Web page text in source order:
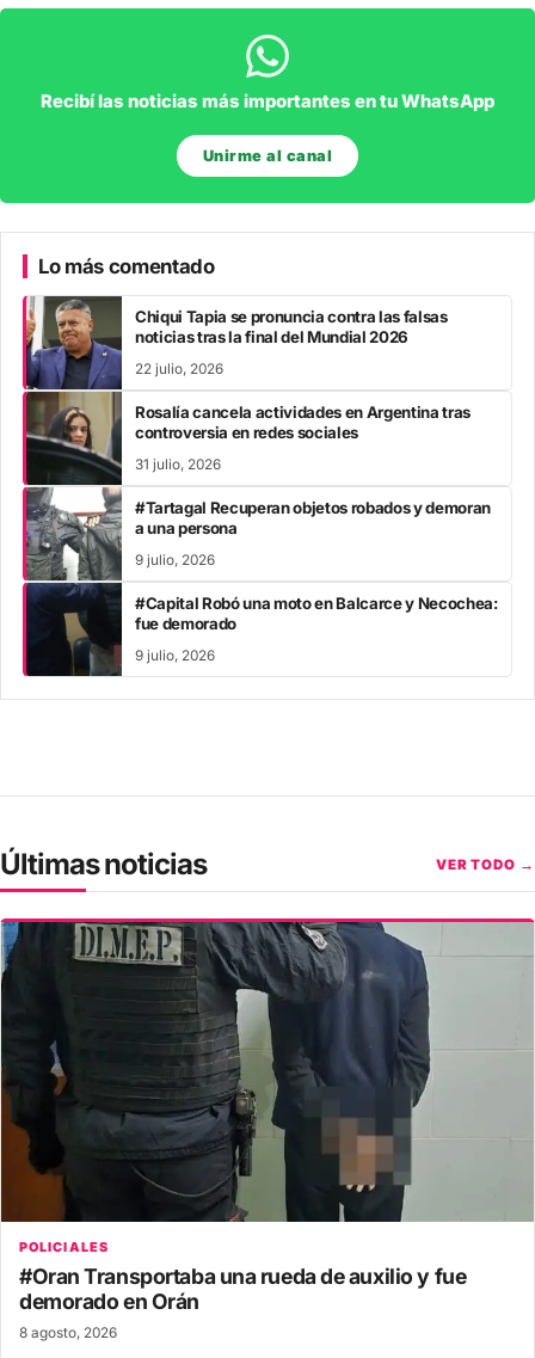
Recibí las noticias más importantes en tu WhatsApp
Unirme al canal
Lo más comentado
Chiqui Tapia se pronuncia contra las falsas
noticias tras la final del Mundial 2026
22 julio, 2026
Rosalía cancela actividades en Argentina tras
controversia en redes sociales
31 julio, 2026
#Tartagal Recuperan objetos robados y demoran
a una persona
9 julio, 2026
#Capital Robó una moto en Balcarce y Necochea:
fue demorado
9 julio, 2026
Últimas noticias VER TODO →
POLICIALES
#Oran Transportaba una rueda de auxilio y fue
demorado en Orán
8 agosto, 2026